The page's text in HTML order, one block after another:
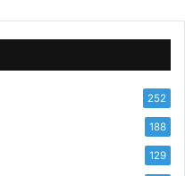
252
188
129